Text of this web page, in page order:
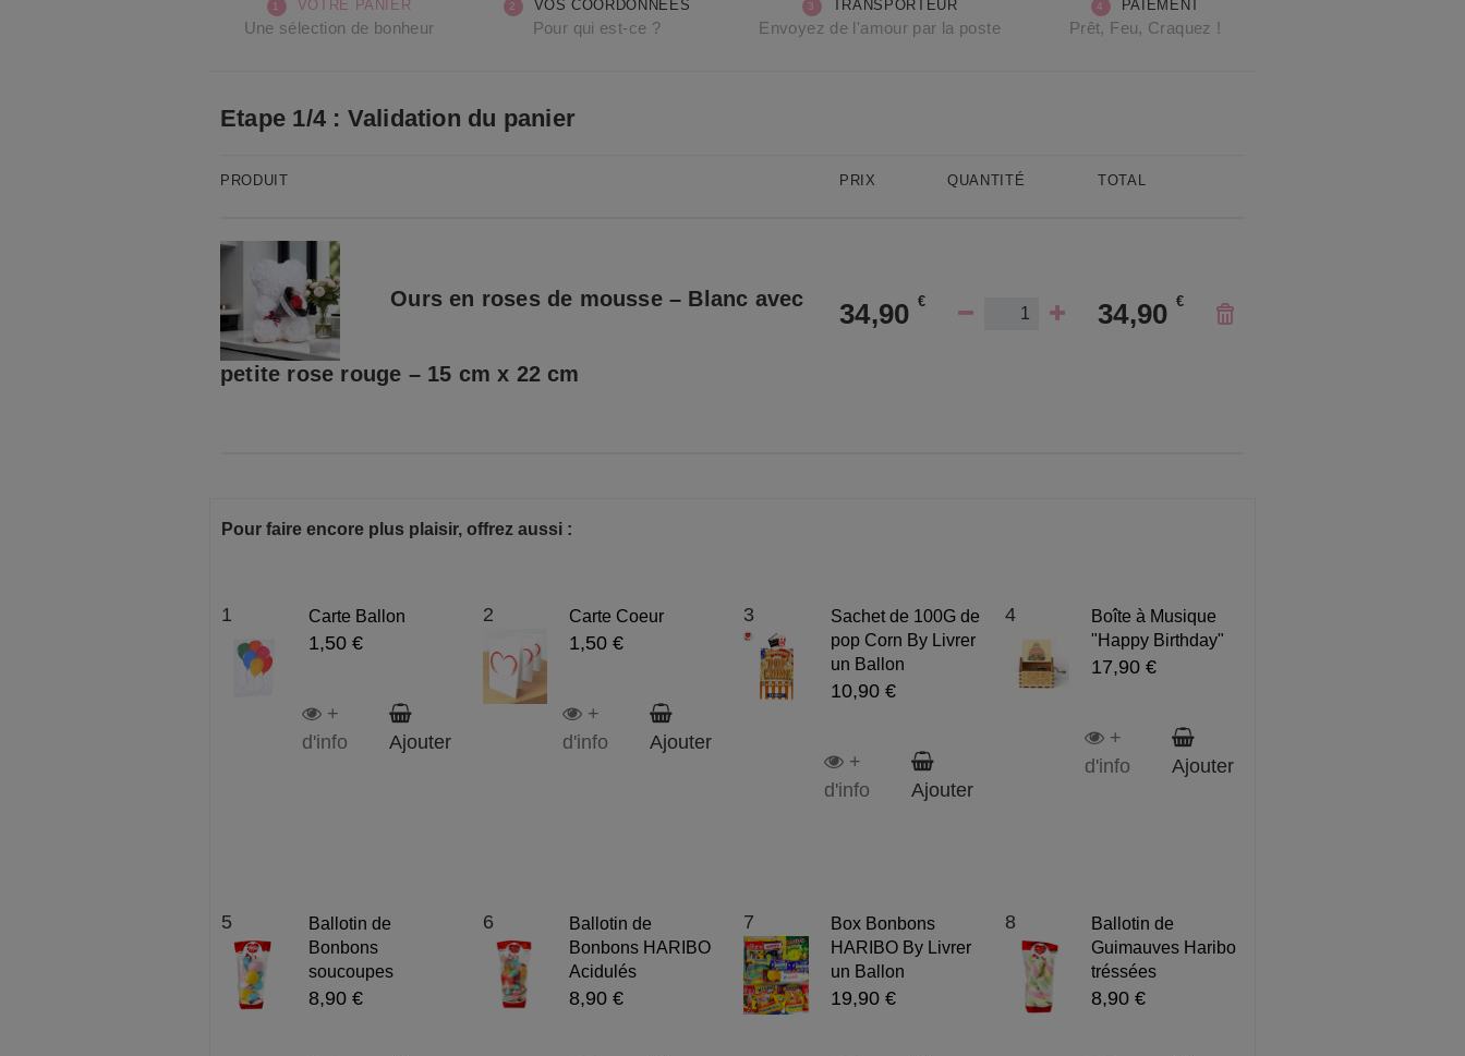
VOTRE PANIER
Une sélection de bonheur
VOS COORDONNÉES
Pour qui est-ce ?
TRANSPORTEUR
Envoyez de l'amour par la poste
PAIEMENT
Prêt, Feu, Craquez !
Etape 1/4 : Validation du panier
PRODUIT PRIX QUANTITÉ TOTAL
Ours en roses de mousse – Blanc avec
petite rose rouge – 15 cm x 22 cm
34,90 € 34,90 €
Pour faire encore plus plaisir, offrez aussi :
1 Carte Ballon
1,50 €
+
d'info
Ajouter
2 Carte Coeur
1,50 €
+
d'info
Ajouter
3
Sachet de 100G de
pop Corn By Livrer
un Ballon
10,90 €
+
d'info
Ajouter
4
Boîte à Musique
"Happy Birthday"
17,90 €
+
d'info
Ajouter
5
Ballotin de
Bonbons
soucoupes
8,90 €
6
Ballotin de
Bonbons HARIBO
Acidulés
8,90 €
7
Box Bonbons
HARIBO By Livrer
un Ballon
19,90 €
8
Ballotin de
Guimauves Haribo
tréssées
8,90 €